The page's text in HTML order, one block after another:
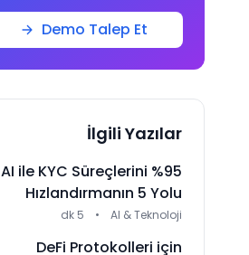
Demo Talep Et
İlgili Yazılar
AI ile KYC Süreçlerini %95
Hızlandırmanın 5 Yolu
AI & Teknoloji
•
5 dk
DeFi Protokolleri için